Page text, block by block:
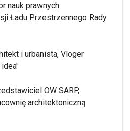
nauk prawnych
Ładu Przestrzennego Rady
i urbanista, Vloger
OW SARP,
architektoniczną